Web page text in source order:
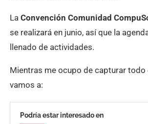
La Convención Comunidad
se realizará en junio, así que la
llenado de actividades.
Mientras me ocupo de capturar todo
vamos a:
Podría estar interesado en